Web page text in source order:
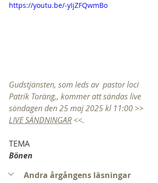
https://youtu.be/-yIjZFQwmBo
Gudstjänsten, som leds av  pastor loci
Patrik Toräng,, kommer att sändas live
söndagen den 25 maj 2025 kl 11:00 >>
LIVE SÄNDNINGAR <<.
TEMA
Bönen
Andra årgångens läsningar